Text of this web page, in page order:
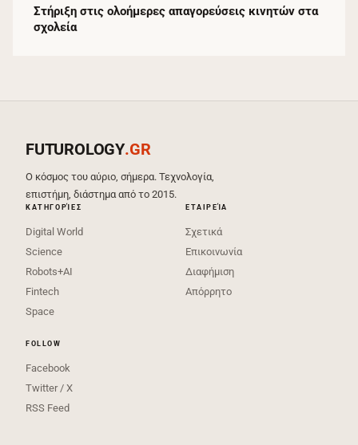
Στήριξη στις ολοήμερες απαγορεύσεις κινητών στα
σχολεία
FUTUROLOGY.GR
Ο κόσμος του αύριο, σήμερα. Τεχνολογία,
επιστήμη, διάστημα από το 2015.
ΚΑΤΗΓΟΡΊΕΣ
Digital World
Science
Robots+AI
Fintech
Space
ΕΤΑΙΡΕΊΑ
Σχετικά
Επικοινωνία
Διαφήμιση
Απόρρητο
FOLLOW
Facebook
Twitter / X
RSS Feed